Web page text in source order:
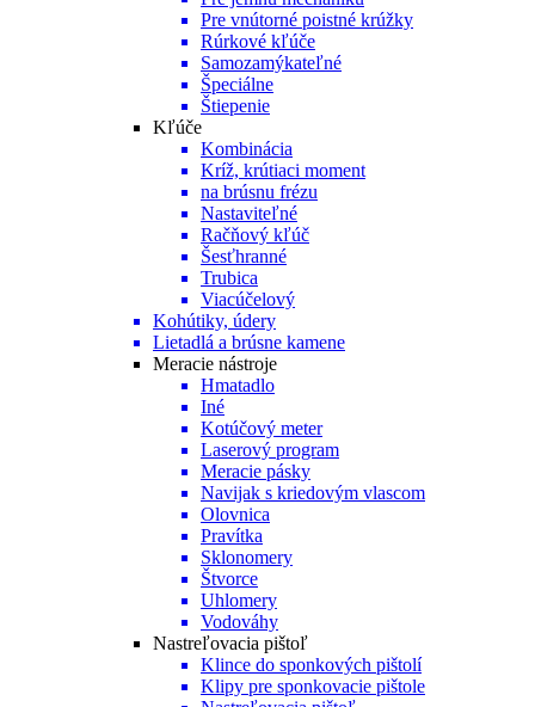
Pre vnútorné poistné krúžky
Rúrkové kľúče
Samozamýkateľné
Špeciálne
Štiepenie
Kľúče
Kombinácia
Kríž, krútiaci moment
na brúsnu frézu
Nastaviteľné
Račňový kľúč
Šesťhranné
Trubica
Viacúčelový
Kohútiky, údery
Lietadlá a brúsne kamene
Meracie nástroje
Hmatadlo
Iné
Kotúčový meter
Laserový program
Meracie pásky
Navijak s kriedovým vlascom
Olovnica
Pravítka
Sklonomery
Štvorce
Uhlomery
Vodováhy
Nastreľovacia pištoľ
Klince do sponkových pištolí
Klipy pre sponkovacie pištole